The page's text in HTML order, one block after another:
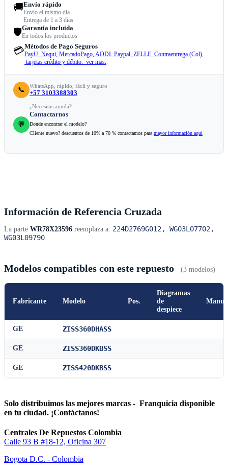
🚚Envío rápido
Envío el mismo dia
Entrega de 1 a 3 días
🛡️Garantía incluida
En todos los productos
💳Métodos de Pago Seguros
PayU, Nequi, MercadoPago, ADDI. Paypal, ZELLE, Contraentrega (Col).
tarjetas crédito y débito. ver mas..
📞 WhatsApp, rápido, fácil y seguro
+57 3103388303
💬
¿Necesitas ayuda?
Contactarnos
Donde encontrar el modelo?
Cliente nuevo? descuentos de 10% a 70 % contactamos para mayor información aquí
Información de Referencia Cruzada
La parte WR78X23596 reemplaza a: 224D2769G012, WG03L07702,
WG03L09790
Modelos compatibles con este repuesto (3 modelos)
Fabricante Modelo Pos.
Diagramas
de
despiece
GE ZISS360DHASS
GE ZISS360DKBSS
GE ZISS420DKBSS
Solo distribuimos las mejores marcas - Franquicia disponible
en tu ciudad. ¡Contáctanos!
Centrales De Repuestos Colombia
Calle 93 B #18-12, Oficina 307
Bogota D.C. - Colombia